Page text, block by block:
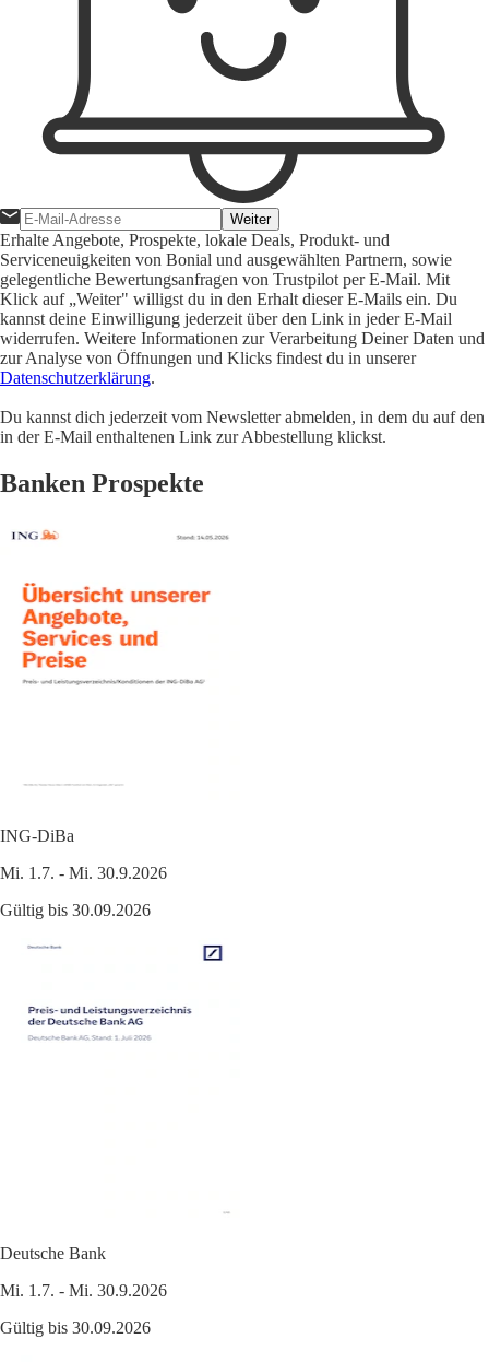
Weiter
Erhalte Angebote, Prospekte, lokale Deals, Produkt- und
Serviceneuigkeiten von Bonial und ausgewählten Partnern, sowie
gelegentliche Bewertungsanfragen von Trustpilot per E-Mail. Mit
Klick auf „Weiter" willigst du in den Erhalt dieser E-Mails ein. Du
kannst deine Einwilligung jederzeit über den Link in jeder E-Mail
widerrufen. Weitere Informationen zur Verarbeitung Deiner Daten und
zur Analyse von Öffnungen und Klicks findest du in unserer
Datenschutzerklärung.
Du kannst dich jederzeit vom Newsletter abmelden, in dem du auf den
in der E-Mail enthaltenen Link zur Abbestellung klickst.
Banken Prospekte
ING-DiBa
Mi. 1.7. - Mi. 30.9.2026
Gültig bis 30.09.2026
Deutsche Bank
Mi. 1.7. - Mi. 30.9.2026
Gültig bis 30.09.2026